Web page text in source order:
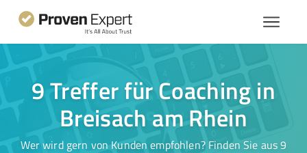
9 Treffer für Coaching in
Breisach am Rhein
Wer wird gern von Kunden empfohlen? Finden Sie aus 9